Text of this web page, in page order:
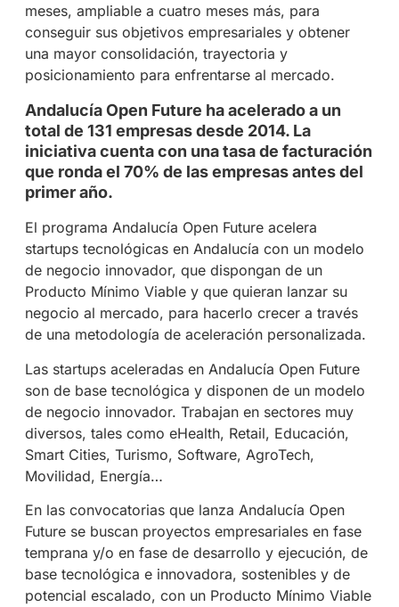
meses, ampliable a cuatro meses más, para
conseguir sus objetivos empresariales y obtener
una mayor consolidación, trayectoria y
posicionamiento para enfrentarse al mercado.
Andalucía Open Future ha acelerado a un
total de 131 empresas desde 2014. La
iniciativa cuenta con una tasa de facturación
que ronda el 70% de las empresas antes del
primer año.
El programa Andalucía Open Future acelera
startups tecnológicas en Andalucía con un modelo
de negocio innovador, que dispongan de un
Producto Mínimo Viable y que quieran lanzar su
negocio al mercado, para hacerlo crecer a través
de una metodología de aceleración personalizada.
Las startups aceleradas en Andalucía Open Future
son de base tecnológica y disponen de un modelo
de negocio innovador. Trabajan en sectores muy
diversos, tales como eHealth, Retail, Educación,
Smart Cities, Turismo, Software, AgroTech,
Movilidad, Energía…
En las convocatorias que lanza Andalucía Open
Future se buscan proyectos empresariales en fase
temprana y/o en fase de desarrollo y ejecución, de
base tecnológica e innovadora, sostenibles y de
potencial escalado, con un Producto Mínimo Viable